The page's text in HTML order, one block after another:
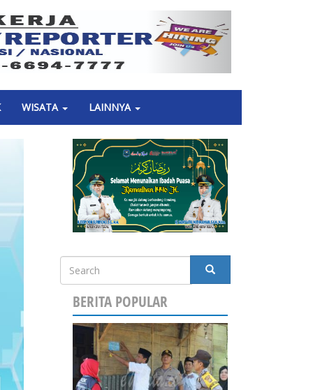
Next
WISATA LAINNYA
Search
SEARCH
BERITA POPULAR